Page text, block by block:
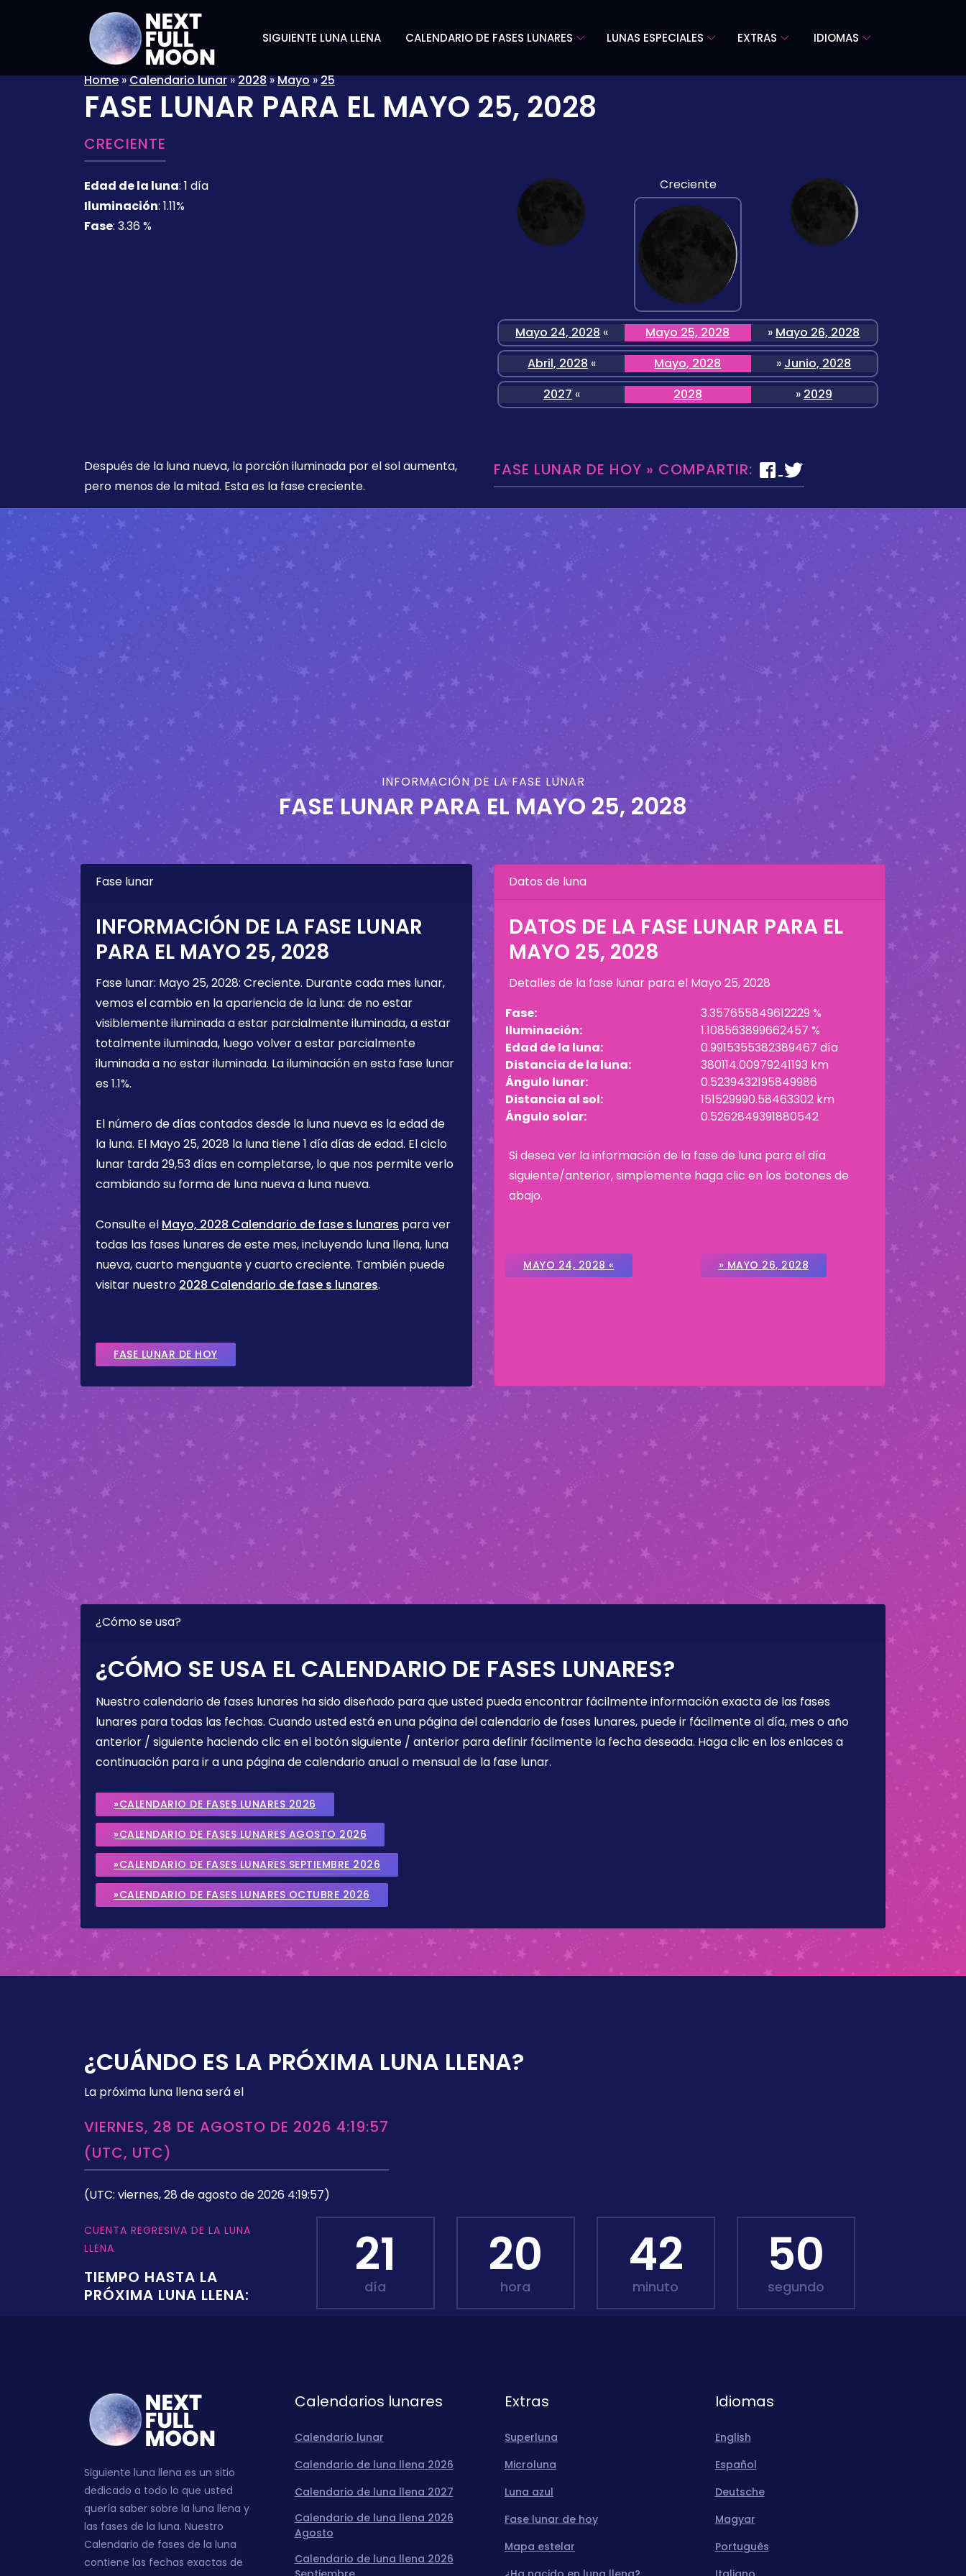
SIGUIENTE LUNA LLENA CALENDARIO DE FASES LUNARES LUNAS ESPECIALES EXTRAS IDIOMAS
Home»Calendario lunar»2028»Mayo»25
FASE LUNAR PARA EL MAYO 25, 2028
CRECIENTE
Edad de la luna: 1 día
Iluminación: 1.11%
Fase: 3.36 %
Creciente
Mayo 24, 2028 « Mayo 25, 2028 » Mayo 26, 2028
Abril, 2028 « Mayo, 2028 » Junio, 2028
2027 « 2028 » 2029
Después de la luna nueva, la porción iluminada por el sol aumenta,
pero menos de la mitad. Esta es la fase creciente.
FASE LUNAR DE HOY » COMPARTIR:
INFORMACIÓN DE LA FASE LUNAR
FASE LUNAR PARA EL MAYO 25, 2028
Fase lunar
INFORMACIÓN DE LA FASE LUNAR
PARA EL MAYO 25, 2028
Fase lunar: Mayo 25, 2028: Creciente. Durante cada mes lunar,
vemos el cambio en la apariencia de la luna: de no estar
visiblemente iluminada a estar parcialmente iluminada, a estar
totalmente iluminada, luego volver a estar parcialmente
iluminada a no estar iluminada. La iluminación en esta fase lunar
es 1.1%.
El número de días contados desde la luna nueva es la edad de
la luna. El Mayo 25, 2028 la luna tiene1 díadías de edad. El ciclo
lunar tarda 29,53 días en completarse, lo que nos permite verlo
cambiando su forma de luna nueva a luna nueva.
Consulte el Mayo, 2028 Calendario de fase s lunares para ver
todas las fases lunares de este mes, incluyendo luna llena, luna
nueva, cuarto menguante y cuarto creciente. También puede
visitar nuestro 2028 Calendario de fase s lunares.
FASE LUNAR DE HOY
Datos de luna
DATOS DE LA FASE LUNAR PARA EL
MAYO 25, 2028
Detalles de la fase lunar para el Mayo 25, 2028
Fase:
3.357655849612229 %
Iluminación:
1.108563899662457 %
Edad de la luna:
0.9915355382389467 día
Distancia de la luna:
380114.00979241193 km
Ángulo lunar:
0.5239432195849986
Distancia al sol:
151529990.58463302 km
Ángulo solar:
0.5262849391880542
Si desea ver la información de la fase de luna para el día
siguiente/anterior, simplemente haga clic en los botones de
abajo.
MAYO 24, 2028 « » MAYO 26, 2028
¿Cómo se usa?
¿CÓMO SE USA EL CALENDARIO DE FASES LUNARES?
Nuestro calendario de fases lunares ha sido diseñado para que usted pueda encontrar fácilmente información exacta de las fases
lunares para todas las fechas. Cuando usted está en una página del calendario de fases lunares, puede ir fácilmente al día, mes o año
anterior / siguiente haciendo clic en el botón siguiente / anterior para definir fácilmente la fecha deseada. Haga clic en los enlaces a
continuación para ir a una página de calendario anual o mensual de la fase lunar.
»CALENDARIO DE FASES LUNARES 2026
»CALENDARIO DE FASES LUNARES AGOSTO 2026
»CALENDARIO DE FASES LUNARES SEPTIEMBRE 2026
»CALENDARIO DE FASES LUNARES OCTUBRE 2026
¿CUÁNDO ES LA PRÓXIMA LUNA LLENA?
La próxima luna llena será el
VIERNES, 28 DE AGOSTO DE 2026 4:19:57
(UTC, UTC)
(UTC: viernes, 28 de agosto de 2026 4:19:57)
CUENTA REGRESIVA DE LA LUNA
LLENA
TIEMPO HASTA LA
PRÓXIMA LUNA LLENA:
21
día
20
hora
42
minuto
48
segundo
Siguiente luna llena es un sitio
dedicado a todo lo que usted
quería saber sobre la luna llena y
las fases de la luna. Nuestro
Calendario de fases de la luna
contiene las fechas exactas de
Calendarios lunares
Calendario lunar
Calendario de luna llena 2026
Calendario de luna llena 2027
Calendario de luna llena 2026
Agosto
Calendario de luna llena 2026
Extras
Superluna
Microluna
Luna azul
Fase lunar de hoy
Mapa estelar
Idiomas
English
Español
Deutsche
Magyar
Português